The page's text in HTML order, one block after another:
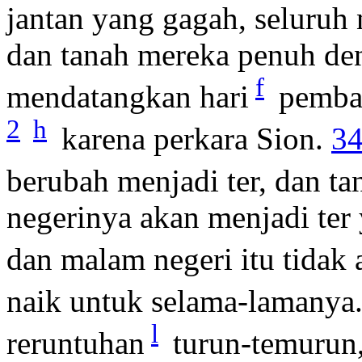
jantan yang gagah,
dan tanah mereka penuh
mendatangkan hari f
2 h karena perkara Sion.
berubah menjadi ter, dan
negerinya akan menjadi
dan malam negeri itu tidak
naik untuk selama-lamanya.
reruntuhan l turun-